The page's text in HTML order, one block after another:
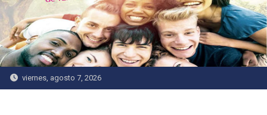
Saltar
al
contenido
viernes, agosto 7, 2026